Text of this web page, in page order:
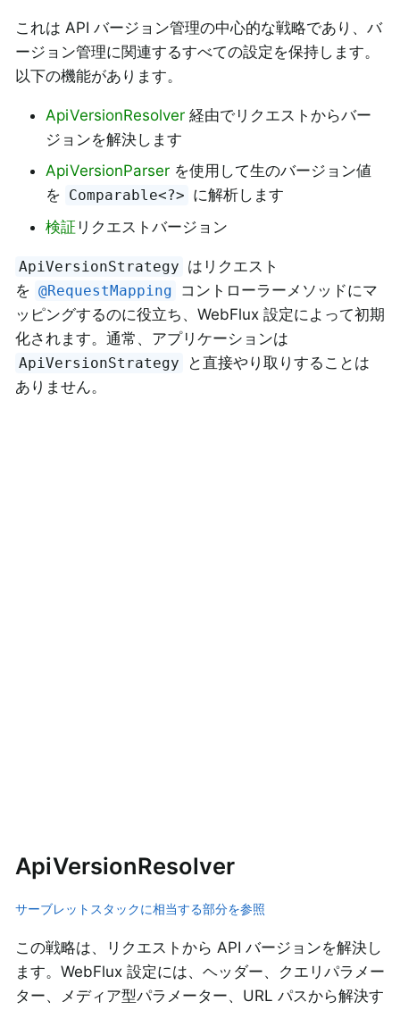
これは API バージョン管理の中心的な戦略であり、バ
ージョン管理に関連するすべての設定を保持します。
以下の機能があります。
ApiVersionResolver 経由でリクエストからバー
ジョンを解決します
ApiVersionParser を使用して生のバージョン値
を Comparable<?> に解析します
検証 リクエストバージョン
ApiVersionStrategy はリクエスト
を @RequestMapping
コントローラーメソッドにマ
ッピングするのに役立ち、WebFlux 設定によって初期
化されます。通常、アプリケーションは
ApiVersionStrategy
と直接やり取りすることは
ありません。
ApiVersionResolver
サーブレットスタックに相当する部分を参照
この戦略は、リクエストから API バージョンを解決し
ます。WebFlux 設定には、ヘッダー、クエリパラメー
ター、メディア型パラメーター、URL パスから解決す